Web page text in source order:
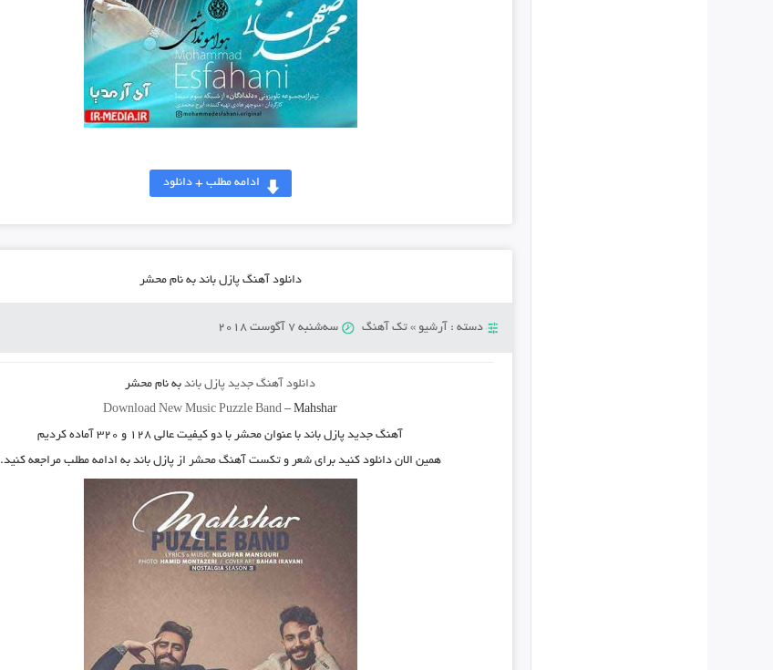
ادامه مطلب + دانلود
دانلود آهنگ پازل باند به نام محشر
دسته : آرشیو » تک آهنگ سه‌شنبه 7 آگوست 2018
دانلود آهنگ جدید پازل باندبه نام محشر
Download New Music Puzzle Band –Mahshar
آهنگ جدید پازل باندبا عنوان محشر با دو کیفیت عالی ۱۲۸ و ۳۲۰ آماده کردیم
همین الان دانلود کنید برای شعر و تکست آهنگ محشر از پازل باند به ادامه مطلب مراجعه کنید.